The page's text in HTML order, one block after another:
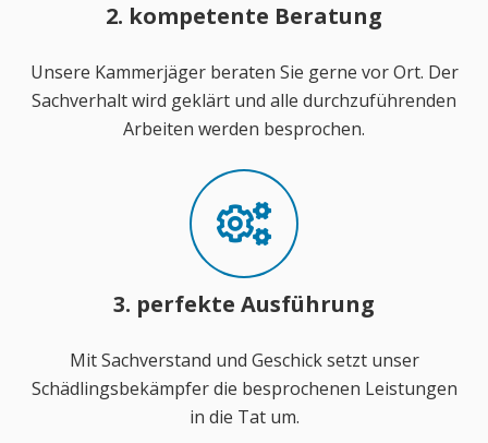
2. kompetente Beratung
Unsere Kammerjäger beraten Sie gerne vor Ort. Der
Sachverhalt wird geklärt und alle durchzuführenden
Arbeiten werden besprochen.
3. perfekte Ausführung
Mit Sachverstand und Geschick setzt unser
Schädlingsbekämpfer die besprochenen Leistungen
in die Tat um.